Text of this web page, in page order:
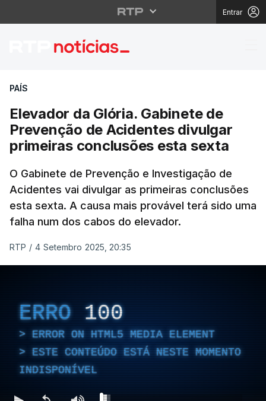
Entrar
Elevador da Glória.
PAÍS
Elevador da Glória. Gabinete de
Prevenção de Acidentes divulgar
primeiras conclusões esta sexta
O Gabinete de Prevenção e Investigação de
Acidentes vai divulgar as primeiras conclusões
esta sexta. A causa mais provável terá sido uma
falha num dos cabos do elevador.
RTP / 4 Setembro 2025, 20:35
ERRO 100
ERROR ON HTML5 MEDIA ELEMENT
ESTE CONTEÚDO ESTÁ NESTE MOMENTO
INDISPONÍVEL